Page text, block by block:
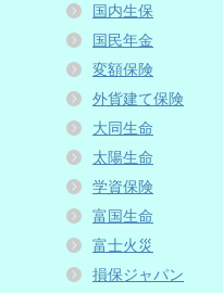
国内生保
国民年金
変額保険
外貨建て保険
大同生命
太陽生命
学資保険
富国生命
富士火災
損保ジャパン